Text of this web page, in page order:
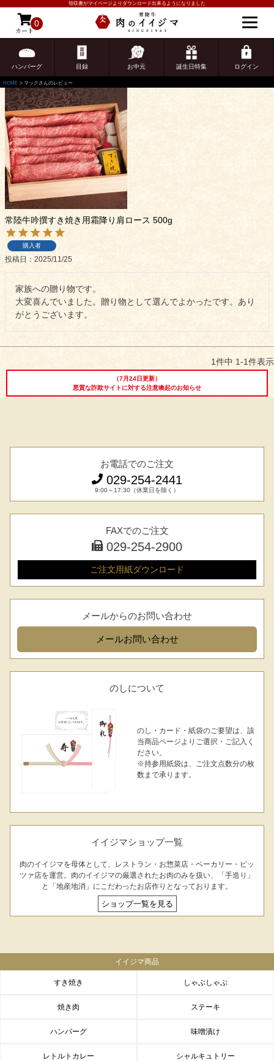
領収書がマイページよりダウンロード出来るようになりました
カート
0
ハンバーグ 目録 お中元 誕生日特集 ログイン
ゲスト 様こんにちは
ログイン
ご注文ガイド
配送・送料
熨斗・カード
イイジマとは
法人の方へ
食べ方レシピ
レビュー一覧
食べ方からから探す
焼き肉
ステーキ
ハンバーグ
シャルキュトリー
コーンスープ
目録ギフト
手造りタレ
ギフトカテゴリー一覧
お問合せフォーム
シーン別特集
お中元ギフト 誕生日ギフト
出産内祝い 法事・香典返し
HOME マックさんのレビュー
マックさんのレビュー
-1件表示
常陸牛吟撰すき焼き用霜降り肩ロース 500g
購入者
投稿日 2025/11/25
家族への贈り物です。
大変喜んでいました。贈り物として選んでよかったです。あり
がとうございます。
1件中 1-1件表示
（7月24日更新）
悪質な詐欺サイトに対する注意喚起のお知らせ
お電話でのご注文
029-254-2441
9:00～17:30（休業日を除く）
FAXでのご注文
029-254-2900
ご注文用紙ダウンロード
メールからのお問い合わせ
メールお問い合わせ
のしについて
のし・カード・紙袋のご要望は、該
当商品ページよりご選択・ご記入く
ださい。
※持参用紙袋は、ご注文点数分の枚
数まで承ります。
イイジマショップ一覧
肉のイイジマを母体として、レストラン・お惣菜店・ベーカリー・ピッ
ツァ店を運営。肉のイイジマの厳選されたお肉のみを扱い、「手造り」
と「地産地消」にこだわったお店作りとなっております。
ショップ一覧を見る
イイジマ商品
すき焼き しゃぶしゃぶ
焼き肉 ステーキ
ハンバーグ 味噌漬け
レトルトカレー シャルキュトリー